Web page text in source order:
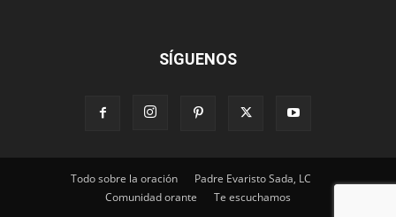
SÍGUENOS
Todo sobre la oración
Padre Evaristo Sada, LC
Comunidad orante
Te escuchamos